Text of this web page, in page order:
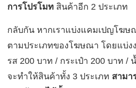
การโปรโมท สินค้าอีก 2 ประเภท
กลับกัน หากเราแบ่งแคมเปญโฆษ
ตามประเภทของโฆษณา โดยแบ่ง
รส 200 บาท / กระเป๋า 200 บาท /
จะทำให้สินค้าทั้ง 3 ประเภท สามา